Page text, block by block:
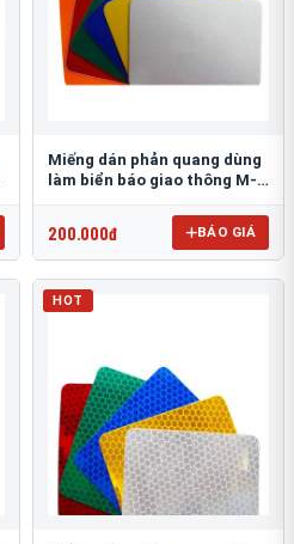
Miếng dán phản quang dùng
làm biển báo giao thông M-
200.000đ BÁO GIÁ
HOT